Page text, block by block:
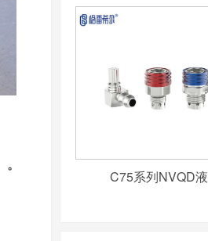
C75系列NVQD